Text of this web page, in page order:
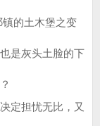
的土木堡之变
是灰头土脸的下
定担忧无比，又